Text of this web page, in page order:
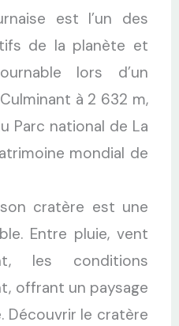
est l’un des
de la planète et
lors d’un
à 2 632 m,
Parc national de La
mondial de
cratère est une
Entre pluie, vent
les conditions
offrant un paysage
Découvrir le cratère